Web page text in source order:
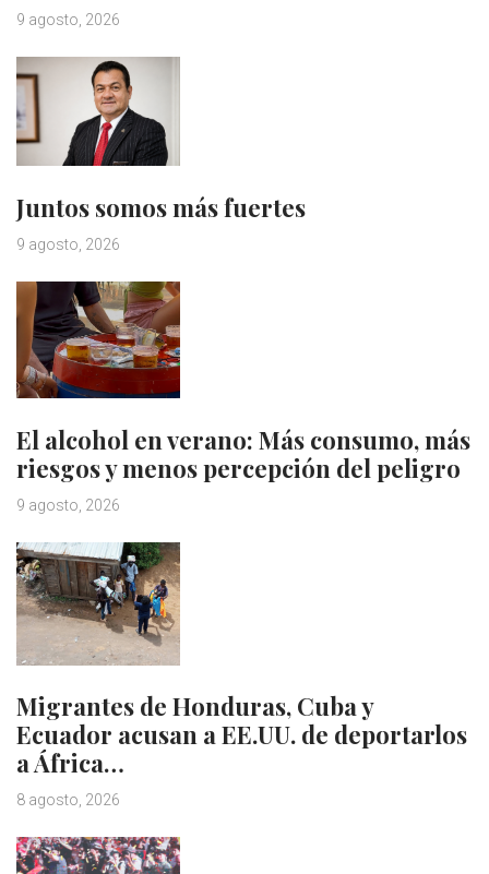
9 agosto, 2026
Juntos somos más fuertes
9 agosto, 2026
El alcohol en verano: Más consumo, más
riesgos y menos percepción del peligro
9 agosto, 2026
Migrantes de Honduras, Cuba y
Ecuador acusan a EE.UU. de deportarlos
a África…
8 agosto, 2026